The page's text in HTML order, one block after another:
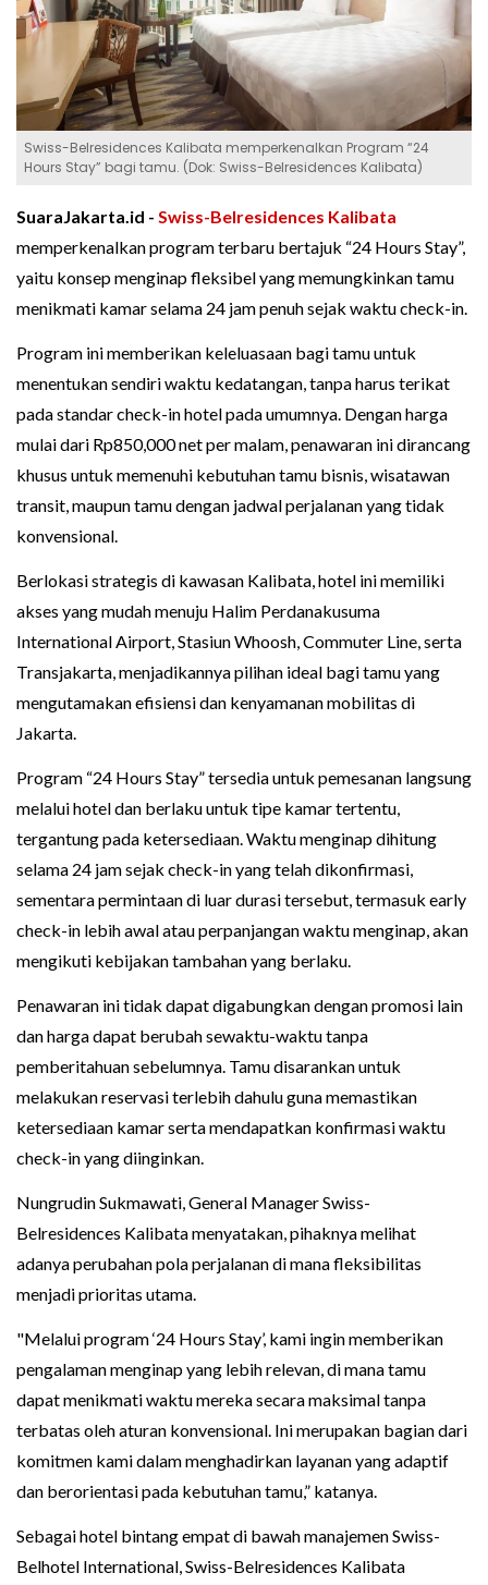
Swiss-Belresidences Kalibata memperkenalkan Program “24
Hours Stay” bagi tamu. (Dok: Swiss-Belresidences Kalibata)
SuaraJakarta.id - Swiss-Belresidences Kalibata
memperkenalkan program terbaru bertajuk “24 Hours Stay”,
yaitu konsep menginap fleksibel yang memungkinkan tamu
menikmati kamar selama 24 jam penuh sejak waktu check-in.
Program ini memberikan keleluasaan bagi tamu untuk
menentukan sendiri waktu kedatangan, tanpa harus terikat
pada standar check-in hotel pada umumnya. Dengan harga
mulai dari Rp850,000 net per malam, penawaran ini dirancang
khusus untuk memenuhi kebutuhan tamu bisnis, wisatawan
transit, maupun tamu dengan jadwal perjalanan yang tidak
konvensional.
Berlokasi strategis di kawasan Kalibata, hotel ini memiliki
akses yang mudah menuju Halim Perdanakusuma
International Airport, Stasiun Whoosh, Commuter Line, serta
Transjakarta, menjadikannya pilihan ideal bagi tamu yang
mengutamakan efisiensi dan kenyamanan mobilitas di
Jakarta.
Program “24 Hours Stay” tersedia untuk pemesanan langsung
melalui hotel dan berlaku untuk tipe kamar tertentu,
tergantung pada ketersediaan. Waktu menginap dihitung
selama 24 jam sejak check-in yang telah dikonfirmasi,
sementara permintaan di luar durasi tersebut, termasuk early
check-in lebih awal atau perpanjangan waktu menginap, akan
mengikuti kebijakan tambahan yang berlaku.
Penawaran ini tidak dapat digabungkan dengan promosi lain
dan harga dapat berubah sewaktu-waktu tanpa
pemberitahuan sebelumnya. Tamu disarankan untuk
melakukan reservasi terlebih dahulu guna memastikan
ketersediaan kamar serta mendapatkan konfirmasi waktu
check-in yang diinginkan.
Nungrudin Sukmawati, General Manager Swiss-
Belresidences Kalibata menyatakan, pihaknya melihat
adanya perubahan pola perjalanan di mana fleksibilitas
menjadi prioritas utama.
"Melalui program ‘24 Hours Stay’, kami ingin memberikan
pengalaman menginap yang lebih relevan, di mana tamu
dapat menikmati waktu mereka secara maksimal tanpa
terbatas oleh aturan konvensional. Ini merupakan bagian dari
komitmen kami dalam menghadirkan layanan yang adaptif
dan berorientasi pada kebutuhan tamu,” katanya.
Sebagai hotel bintang empat di bawah manajemen Swiss-
Belhotel International, Swiss-Belresidences Kalibata